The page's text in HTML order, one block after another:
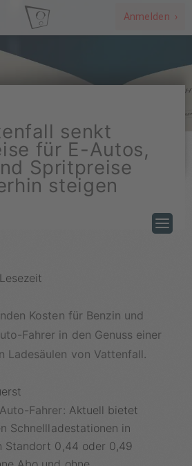
Anmelden ›
senkt
für E-Autos,
Spritpreise
steigen
Kosten für Benzin und
Fahrer in den Genuss einer
Ladesäulen von Vattenfall.
Fahrer: Aktuell bietet
Schnellladestationen in
Standort 0,44 oder 0,49